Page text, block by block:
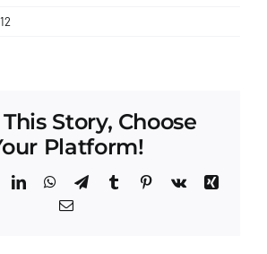
Story, Choose
Platform!
LinkedInWhatsApp
TelegramTumblrPinterest
Vk
Xing
Correo